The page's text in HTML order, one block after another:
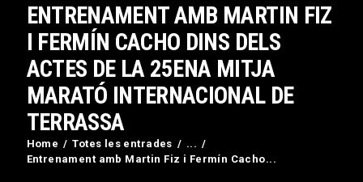
ENTRENAMENT AMB MARTIN FIZ
I FERMÍN CACHO DINS DELS
ACTES DE LA 25ENA MITJA
MARATÓ INTERNACIONAL DE
TERRASSA
Home Totes les entrades
...
Entrenament amb Martin Fiz i Fermín Cacho...
Circuit Activa’t
Imatges
Curses
Blog
Contactar